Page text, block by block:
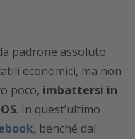
padrone assoluto
economici, ma non
poco, imbattersi in
. In quest’ultimo
, benché dal